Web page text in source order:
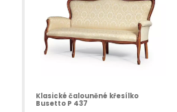
Klasické čalouněné křesílko
Busetto P 437